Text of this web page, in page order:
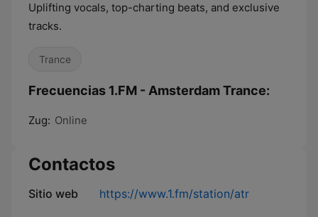
Uplifting vocals, top-charting beats, and exclusive
tracks.
Trance
Frecuencias 1.FM - Amsterdam Trance:
Zug: Online
Contactos
Sitio web https://www.1.fm/station/atr